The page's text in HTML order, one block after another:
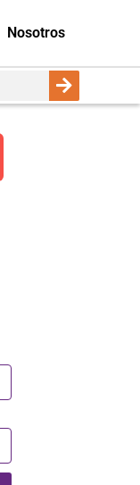
Nosotros